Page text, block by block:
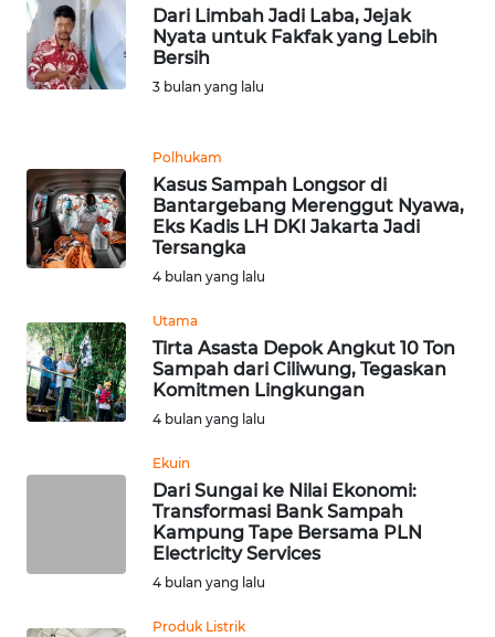
Dari Limbah Jadi Laba, Jejak
Nyata untuk Fakfak yang Lebih
Bersih
3 bulan yang lalu
Polhukam
Kasus Sampah Longsor di
Bantargebang Merenggut Nyawa,
Eks Kadis LH DKI Jakarta Jadi
Tersangka
4 bulan yang lalu
Utama
Tirta Asasta Depok Angkut 10 Ton
Sampah dari Ciliwung, Tegaskan
Komitmen Lingkungan
4 bulan yang lalu
Ekuin
Dari Sungai ke Nilai Ekonomi:
Transformasi Bank Sampah
Kampung Tape Bersama PLN
Electricity Services
4 bulan yang lalu
Produk Listrik
WN
JAMBI
WN
WN
NTB
WN
WN
SULBAR
WN